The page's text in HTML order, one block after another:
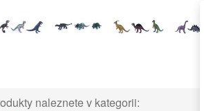
naleznete v kategorii: